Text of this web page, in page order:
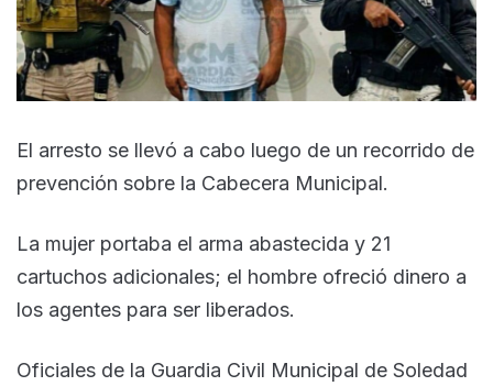
El arresto se llevó a cabo luego de un recorrido de
prevención sobre la Cabecera Municipal.
La mujer portaba el arma abastecida y 21
cartuchos adicionales; el hombre ofreció dinero a
los agentes para ser liberados.
Oficiales de la Guardia Civil Municipal de Soledad